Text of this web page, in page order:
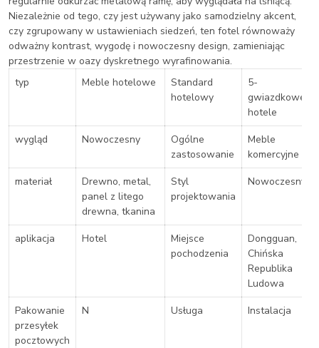
Niezależnie od tego, czy jest używany jako samodzielny akcent,
czy zgrupowany w ustawieniach siedzeń, ten fotel równoważy
odważny kontrast, wygodę i nowoczesny design, zamieniając
przestrzenie w oazy dyskretnego wyrafinowania.
typ
Meble hotelowe
Standard
hotelowy
5-
gwiazdkowe
hotele
wygląd
Nowoczesny
Ogólne
zastosowanie
Meble
komercyjne
materiał
Drewno, metal,
panel z litego
drewna, tkanina
Styl
projektowania
Nowoczesny
aplikacja Hotel
Miejsce
pochodzenia
Dongguan,
Chińska
Republika
Ludowa
Pakowanie
przesyłek
pocztowych
N Usługa Instalacja